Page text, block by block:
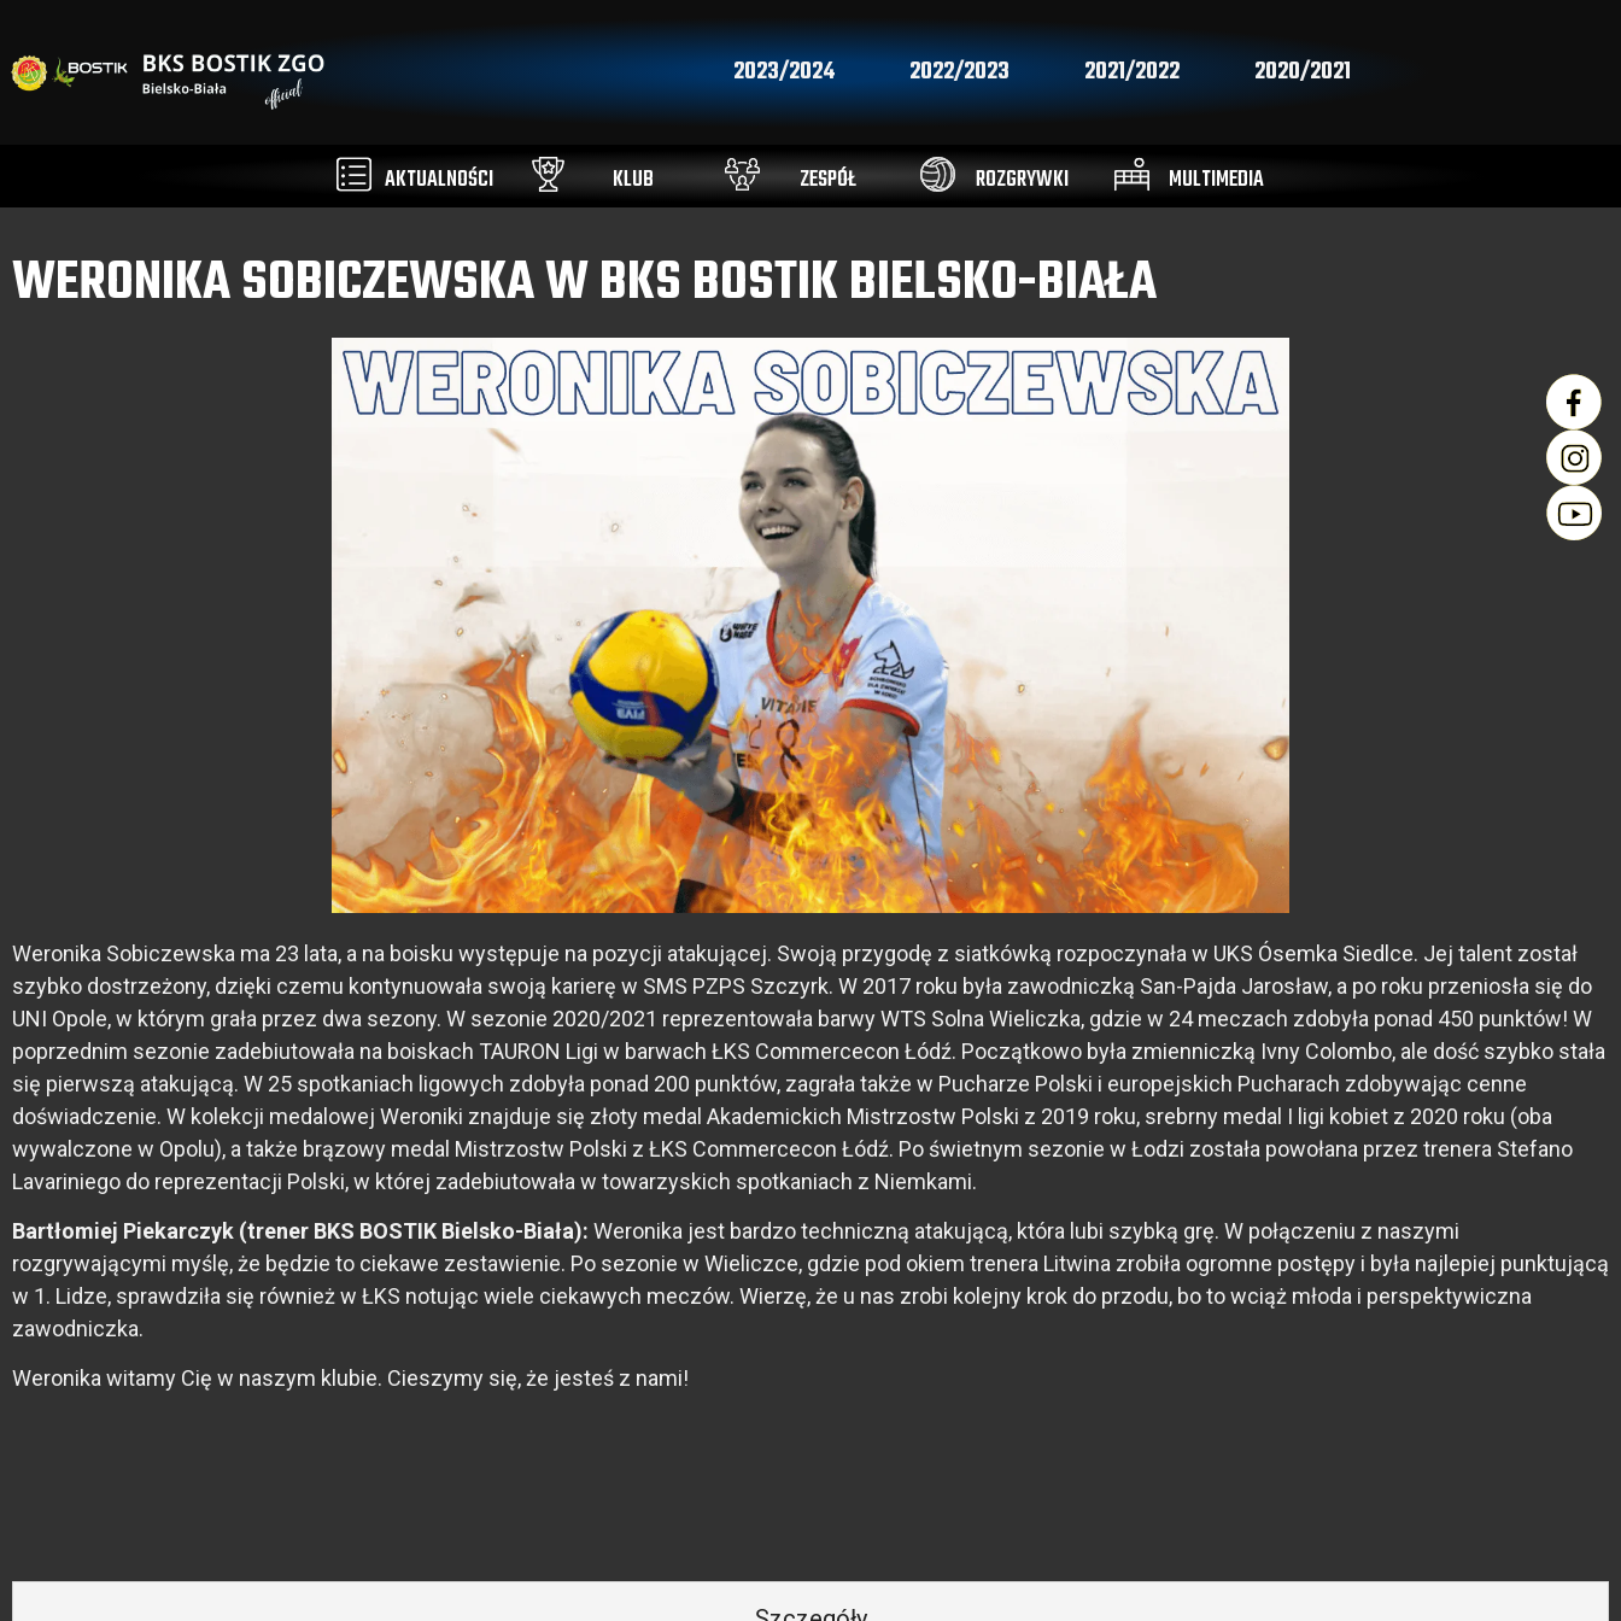
2023/2024 2022/2023 2021/2022 2020/2021
AKTUALNOŚCI KLUB ZESPÓŁ ROZGRYWKI MULTIMEDIA
WERONIKA SOBICZEWSKA W BKS BOSTIK BIELSKO-BIAŁA
Weronika Sobiczewska ma 23 lata, a na boisku występuje na pozycji atakującej. Swoją przygodę z siatkówką rozpoczynała w UKS Ósemka Siedlce. Jej talent został
szybko dostrzeżony, dzięki czemu kontynuowała swoją karierę w SMS PZPS Szczyrk. W 2017 roku była zawodniczką San-Pajda Jarosław, a po roku przeniosła się do
UNI Opole, w którym grała przez dwa sezony. W sezonie 2020/2021 reprezentowała barwy WTS Solna Wieliczka, gdzie w 24 meczach zdobyła ponad 450 punktów! W
poprzednim sezonie zadebiutowała na boiskach TAURON Ligi w barwach ŁKS Commercecon Łódź. Początkowo była zmienniczką Ivny Colombo, ale dość szybko stała
się pierwszą atakującą. W 25 spotkaniach ligowych zdobyła ponad 200 punktów, zagrała także w Pucharze Polski i europejskich Pucharach zdobywając cenne
doświadczenie. W kolekcji medalowej Weroniki znajduje się złoty medal Akademickich Mistrzostw Polski z 2019 roku, srebrny medal I ligi kobiet z 2020 roku (oba
wywalczone w Opolu), a także brązowy medal Mistrzostw Polski z ŁKS Commercecon Łódź. Po świetnym sezonie w Łodzi została powołana przez trenera Stefano
Lavariniego do reprezentacji Polski, w której zadebiutowała w towarzyskich spotkaniach z Niemkami.
Bartłomiej Piekarczyk (trener BKS BOSTIK Bielsko-Biała): Weronika jest bardzo techniczną atakującą, która lubi szybką grę. W połączeniu z naszymi
rozgrywającymi myślę, że będzie to ciekawe zestawienie. Po sezonie w Wieliczce, gdzie pod okiem trenera Litwina zrobiła ogromne postępy i była najlepiej punktującą
w 1. Lidze, sprawdziła się również w ŁKS notując wiele ciekawych meczów. Wierzę, że u nas zrobi kolejny krok do przodu, bo to wciąż młoda i perspektywiczna
zawodniczka.
Weronika witamy Cię w naszym klubie. Cieszymy się, że jesteś z nami!